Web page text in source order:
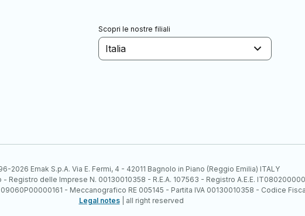
Scopri le nostre filiali
Italia
2026 Emak S.p.A. Via E. Fermi, 4 - 42011 Bagnolo in Piano (Reggio Emilia) ITALY
Registro delle Imprese N. 00130010358 - R.E.A. 107563 - Registro A.E.E.
- Meccanografico RE 005145 - Partita IVA 00130010358 - Codice
Legal notes| all right reserved